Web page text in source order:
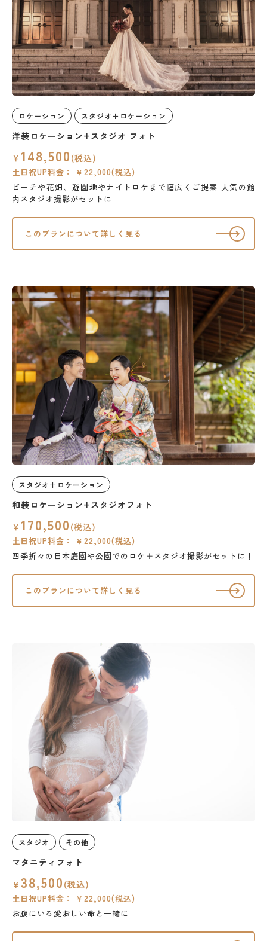
ロケーション スタジオ＋ロケーション
洋装ロケーション+スタジオ フォト
￥ 148,500 (税込)
土日祝UP料金： ￥22,000(税込)
ビーチや花畑、遊園地やナイトロケまで幅広くご提案 人気の館
内スタジオ撮影がセットに
このプランについて詳しく見る
スタジオ＋ロケーション
和装ロケーション+スタジオフォト
￥ 170,500 (税込)
土日祝UP料金： ￥22,000(税込)
四季折々の日本庭園や公園でのロケ＋スタジオ撮影がセットに！
このプランについて詳しく見る
スタジオ その他
マタニティフォト
￥ 38,500 (税込)
土日祝UP料金： ￥22,000(税込)
お腹にいる愛おしい命と一緒に